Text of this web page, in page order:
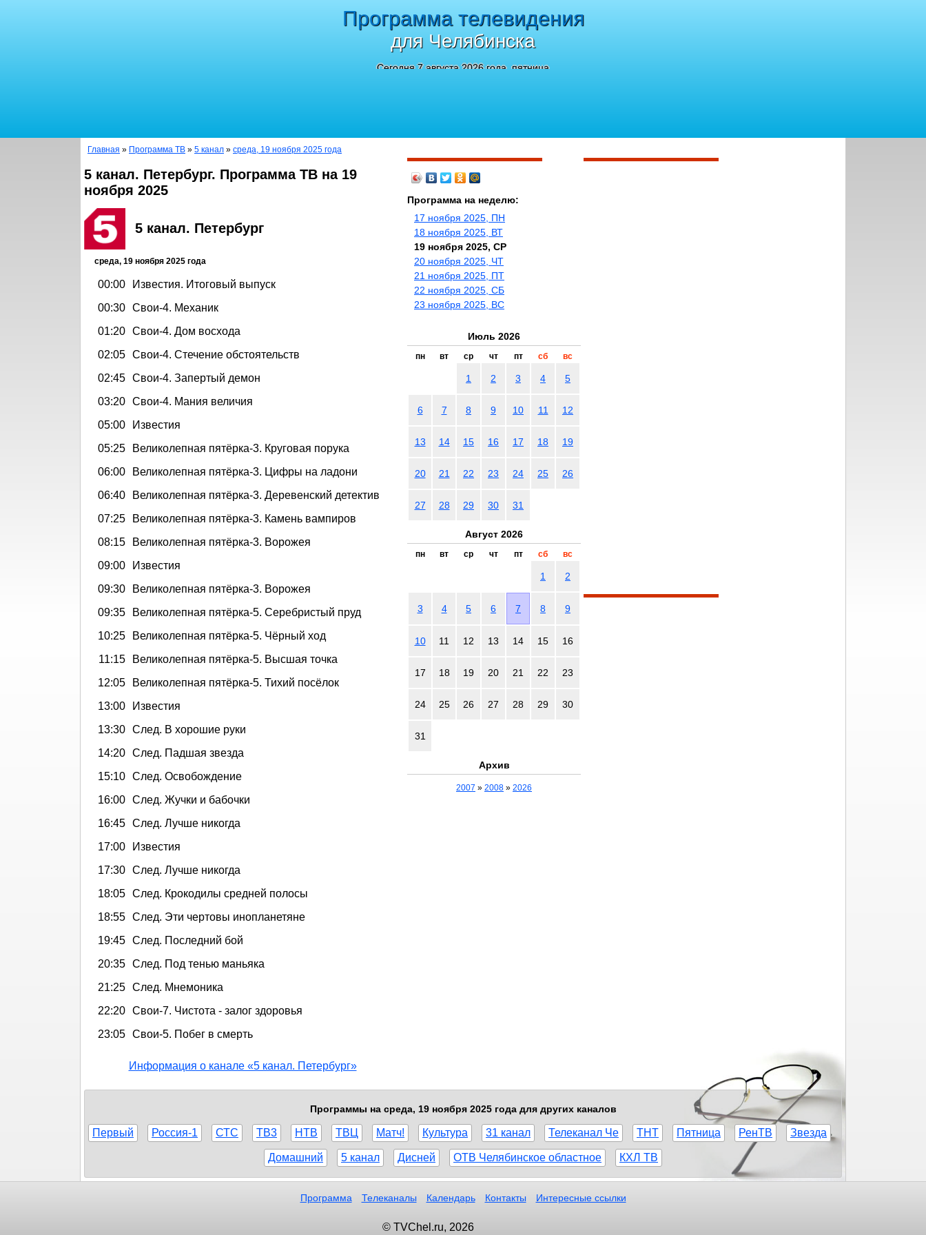
Программа телевидения
для Челябинска
Сегодня 7 августа 2026 года, пятница
Главная » Программа ТВ » 5 канал » среда, 19 ноября 2025 года
5 канал. Петербург. Программа ТВ на 19
ноября 2025
5 канал. Петербург
среда, 19 ноября 2025 года
00:00
Известия. Итоговый выпуск
00:30 Свои-4. Механик
01:20 Свои-4. Дом восхода
02:05 Свои-4. Стечение обстоятельств
02:45 Свои-4. Запертый демон
03:20 Свои-4. Мания величия
05:00
Известия
05:25
Великолепная пятёрка-3. Круговая порука
06:00
Великолепная пятёрка-3. Цифры на ладони
06:40
Великолепная пятёрка-3. Деревенский детектив
07:25
Великолепная пятёрка-3. Камень вампиров
08:15
Великолепная пятёрка-3. Ворожея
09:00
Известия
09:30
Великолепная пятёрка-3. Ворожея
09:35
Великолепная пятёрка-5. Серебристый пруд
10:25
Великолепная пятёрка-5. Чёрный ход
11:15
Великолепная пятёрка-5. Высшая точка
12:05
Великолепная пятёрка-5. Тихий посёлок
13:00
Известия
13:30 След. В хорошие руки
14:20 След. Падшая звезда
15:10 След. Освобождение
16:00 След. Жучки и бабочки
16:45 След. Лучше никогда
17:00
Известия
17:30 След. Лучше никогда
18:05 След. Крокодилы средней полосы
18:55 След. Эти чертовы инопланетяне
19:45 След. Последний бой
20:35 След. Под тенью маньяка
21:25 След. Мнемоника
22:20 Свои-7. Чистота - залог здоровья
23:05 Свои-5. Побег в смерть
Информация о канале «5 канал. Петербург»
Программа на неделю:
17 ноября 2025, ПН
18 ноября 2025, ВТ
19 ноября 2025, СР
20 ноября 2025, ЧТ
21 ноября 2025, ПТ
22 ноября 2025, СБ
23 ноября 2025, ВС
Июль 2026
пн вт ср чт пт сб вс
1 2 3 4 5
6 7 8 9 10 11 12
13 14 15 16 17 18 19
20 21 22 23 24 25 26
27 28 29 30 31
Август 2026
пн вт ср чт пт сб вс
1 2
3 4 5 6 7 8 9
10 11 12 13 14 15 16
17 18 19 20 21 22 23
24 25 26 27 28 29 30
31
Архив
2007 » 2008 » 2026
Программы на среда, 19 ноября 2025 года для других каналов
Первый Россия-1 СТС ТВ3 НТВ ТВЦ Матч! Культура 31 канал Телеканал Че ТНТ Пятница РенТВ Звезда
Домашний 5 канал Дисней ОТВ Челябинское областное КХЛ ТВ
Программа Телеканалы Календарь Контакты Интересные ссылки
© TVChel.ru, 2026